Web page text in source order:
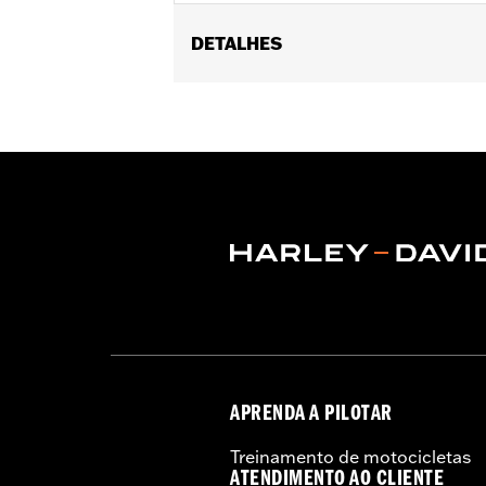
DETALHES
Collection:Kahuna
Brake Pedal Pad and
APRENDA A PILOTAR
Treinamento de motocicletas
ATENDIMENTO AO CLIENTE